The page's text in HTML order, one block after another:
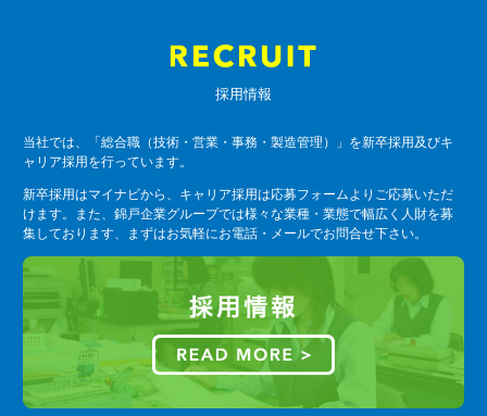
採用情報
当社では、「総合職（技術・営業・事務・製造管理）」を新卒採用及びキ
ャリア採用を行っています。
新卒採用はマイナビから、キャリア採用は応募フォームよりご応募いただ
けます。また、錦戸企業グループでは様々な業種・業態で幅広く人財を募
集しております、まずはお気軽にお電話・メールでお問合せ下さい。